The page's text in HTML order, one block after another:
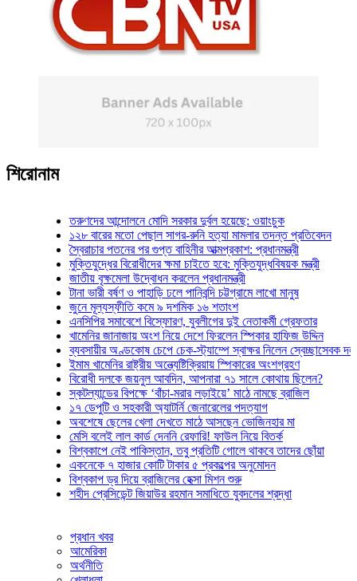
শিরোনাম
তরুণদের আন্দোলনে মোদি সরকার দুর্বল হয়েছে: ওয়াংচুক
১২৮ বারের মতো পেছাল সাগর-রুনি হত্যা মামলার তদন্ত প্রতিবেদন
স্বৈরাচার পতনের পর গুপ্ত বাহিনীর আত্মপ্রকাশ: প্রধানমন্ত্রী
মুক্তিযুদ্ধের বিরোধীদের ক্ষমা চাইতে হবে: মুক্তিযুদ্ধবিষয়ক মন্ত্রী
জাতীয় বৃক্ষমেলা উদ্বোধন করলেন প্রধানমন্ত্রী
টানা ভারী বর্ষণ ও পাহাড়ি ঢলে পানিবন্দি চট্টগ্রামে লাখো মানুষ
জুনে মূল্যস্ফীতি কমে ৯ দশমিক ১৬ শতাংশ
এনসিপির সমাবেশে বিস্ফোরণ, যুবলীগের দুই নেতাকর্মী গ্রেফতার
খামেনির জানাজায় অংশ নিয়ে দেশে ফিরলেন স্পিকার হাফিজ উদ্দিন
ব্যবসায়ীর অণ্ডকোষ চেপে চেক-স্ট্যাম্পে স্বাক্ষর নিলেন স্বেচ্ছাসেবক দল
ইমাম খামেনির রাষ্ট্রীয় অন্ত্যেষ্টিক্রিয়ায় স্পিকারের অংশগ্রহণ
বিরোধী দলকে জয়নুল আবদিন, আপনারা ৭১ সালে কোথায় ছিলেন?
স্কটল্যান্ডের বিপক্ষে ‘বাঁচা-মরার লড়াইয়ে’ মাঠে নামছে ব্রাজিল
১৭ ডেপুটি ও সহকারী অ্যাটর্নি জেনারেলের পদত্যাগ
অবশেষে ছেলের খেলা দেখতে মাঠে আসছেন ভোজিনহার মা
মেসি বলেই লাল কার্ড দেননি রেফারি! ফাউল নিয়ে বিতর্ক
বিশ্বকাপে নেই পাকিস্তান, তবু প্রতিটি গোলে থাকবে তাদের ছোঁয়া
একনেকে ৭ হাজার কোটি টাকার ৫ প্রকল্পের অনুমোদন
বিশ্বকাপ ড্র দিয়ে ব্রাজিলের হেক্সা মিশন শুরু
শহীদ প্রেসিডেন্ট জিয়াউর রহমান সমাধিতে যুবদলের শ্রদ্ধা
প্রধান খবর
আমেরিকা
অর্থনীতি